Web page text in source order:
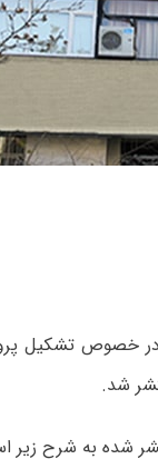
در خصوص تشکیل
شده به شرح زیر